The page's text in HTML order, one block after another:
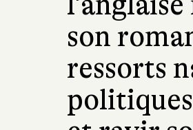
son
ressorts